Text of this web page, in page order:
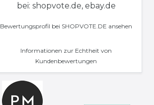
bei: shopvote.de, ebay.de
Bewertungsprofil bei SHOPVOTE.DE ansehen
Informationen zur Echtheit von
Kundenbewertungen